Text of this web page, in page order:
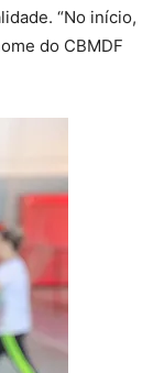
“No início,
do CBMDF